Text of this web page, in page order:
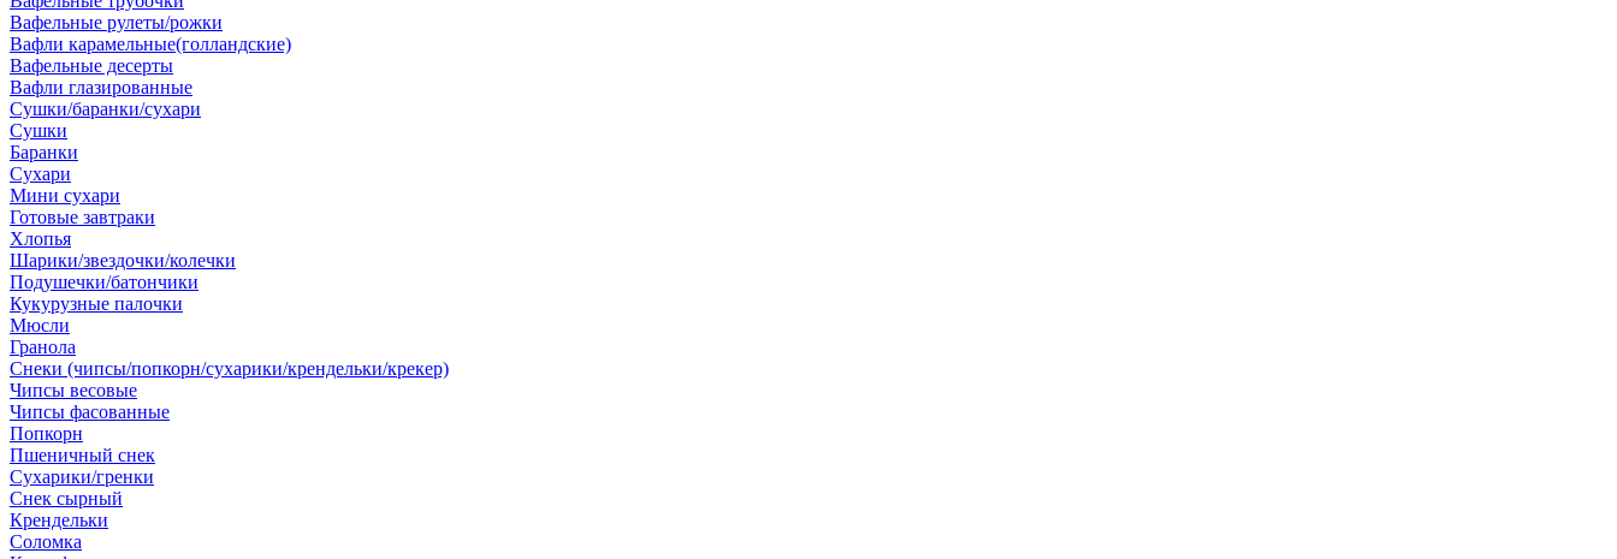
Вафельные рулеты/рожки
Вафли карамельные(голландские)
Вафельные десерты
Вафли глазированные
Сушки/баранки/сухари
Сушки
Баранки
Сухари
Мини сухари
Готовые завтраки
Хлопья
Шарики/звездочки/колечки
Подушечки/батончики
Кукурузные палочки
Мюсли
Гранола
Снеки (чипсы/попкорн/сухарики/крендельки/крекер)
Чипсы весовые
Чипсы фасованные
Попкорн
Пшеничный снек
Сухарики/гренки
Снек сырный
Крендельки
Соломка